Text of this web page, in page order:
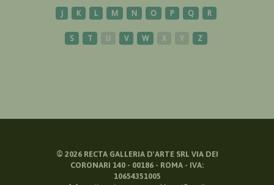
J K L M N O P Q R
S T U V W X Y Z
© 2026RECTA GALLERIA D'ARTE SRL VIA DEI
CORONARI 140 - 00186 - ROMA - IVA:
10654351005